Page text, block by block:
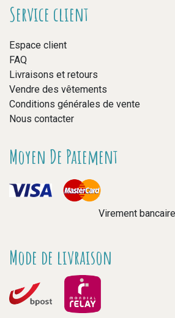
Service client
Espace client
FAQ
Livraisons et retours
Vendre des vêtements
Conditions générales de vente
Nous contacter
Moyen De Paiement
Virement bancaire
Mode de livraison